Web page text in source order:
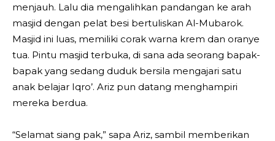
menjauh. Lalu dia mengalihkan pandangan ke arah
masjid dengan pelat besi bertuliskan Al-Mubarok.
Masjid ini luas, memiliki corak warna krem dan oranye
tua. Pintu masjid terbuka, di sana ada seorang bapak-
bapak yang sedang duduk bersila mengajari satu
anak belajar Iqro’. Ariz pun datang menghampiri
mereka berdua.
“Selamat siang pak,” sapa Ariz, sambil memberikan